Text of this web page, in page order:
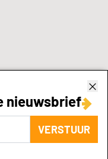
nieuwsbrief
VERSTUUR